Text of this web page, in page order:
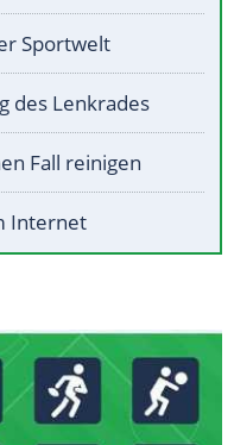
Sportwelt
des Lenkrades
Fall reinigen
Internet